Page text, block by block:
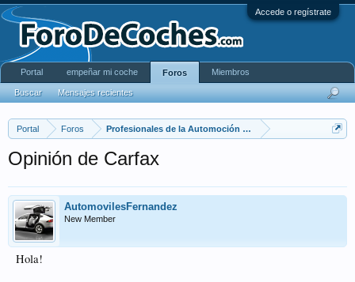
Accede o regístrate
Portal Foros Profesionales de la Automoción - motorPro
Opinión de Carfax
AutomovilesFernandez
New Member
Hola!
Portal empeñar mi coche Foros
Buscar Mensajes recientes
Miembros